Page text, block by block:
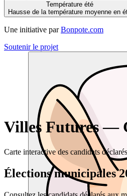
Température été
Hausse de la température moyenne en
Une initiative par Bonpote.com
Soutenir le projet
Villes Futures —
Carte interactive des candidats
Élections municipales